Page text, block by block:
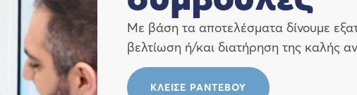
Με βάση τα αποτελέσματα δίνουμε
βελτίωση ή/και διατήρηση της καλής
ΚΛΕΙΣΕ ΡΑΝΤΕΒΟΥ